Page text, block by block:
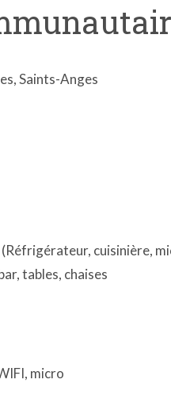
Saints-Anges
cuisinière,
tables, chaises
micro